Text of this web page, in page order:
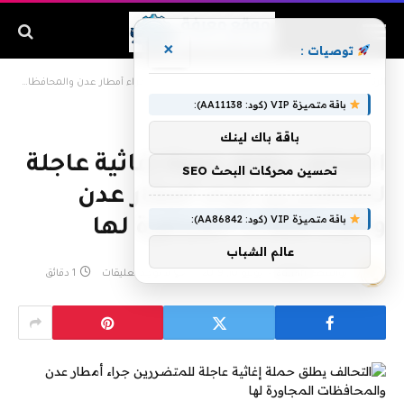
التحالف يطلق حملة إغاثية عاجلة للمتضررين جراء أمطار عدن والمحافظات المجاورة لها
التحالف يطلق حملة إغاثية عاجلة
للمتضررين جراء أمطار عدن
والمحافظات المجاورة لها
لا توجد تعليقات 1 دقائق
توصيات : ×
باقة متميزة VIP (كود: AA11138):
باقة باك لينك
تحسين محركات البحث SEO
باقة متميزة VIP (كود: AA86842):
عالم الشباب